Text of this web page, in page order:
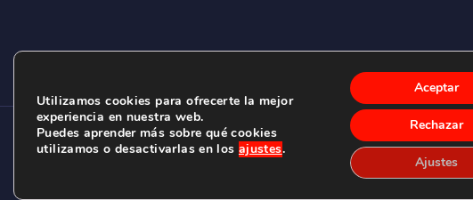
CLUB DE SURF LAS DUNAS ©2026.
C/ BERNARDO ÁLVAREZ GALAN 1, SALINAS (ASTURIAS)
Utilizamos cookies para ofrecerte la mejor
experiencia en nuestra web.
Puedes aprender más sobre qué cookies
utilizamos o desactivarlas en los ajustes.
Aceptar
Rechazar
Ajustes